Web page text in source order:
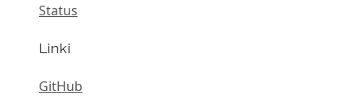
Status
Linki
GitHub